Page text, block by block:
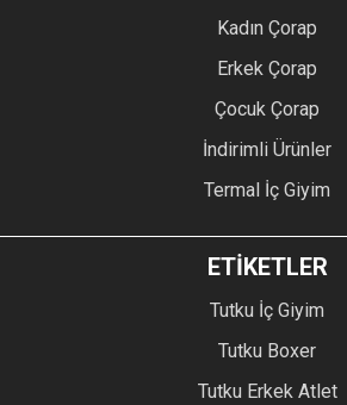
Kadın Çorap
Erkek Çorap
Çocuk Çorap
İndirimli Ürünler
Termal İç Giyim
ETİKETLER
Tutku İç Giyim
Tutku Boxer
Tutku Erkek Atlet